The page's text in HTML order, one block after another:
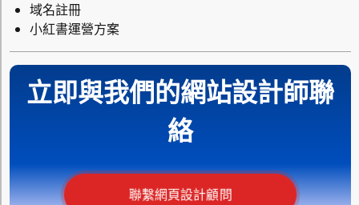
域名註冊
小紅書運營方案
立即與我們的網站設計師聯
絡
聯繫網頁設計顧問